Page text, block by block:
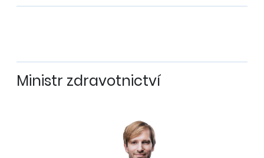
Ministr zdravotnictví